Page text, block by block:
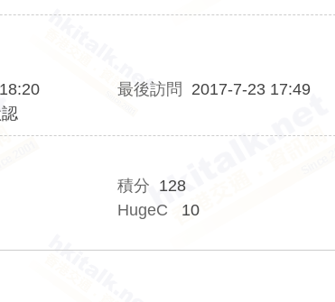
最後訪問 2017-7-23 17:49
積分 128
HugeC 10